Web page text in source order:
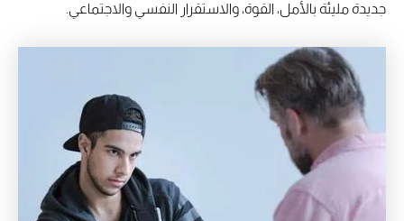
جديدة مليئة بالأمل، القوة، والاستقرار النفسي والاجتماعي.